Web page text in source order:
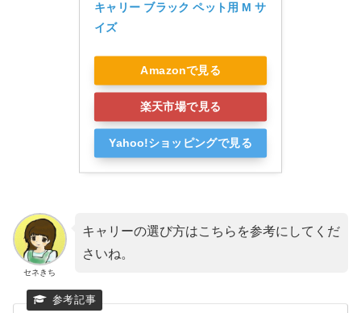
キャリー ブラック ペット用 M サ
イズ
Amazonで見る
楽天市場で見る
Yahoo!ショッピングで見る
セネきち
キャリーの選び方はこちらを参考にしてくだ
さいね。